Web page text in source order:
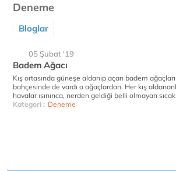
Deneme
Bloglar
05 Şubat '19
Badem Ağacı
Kış ortasında güneşe aldanıp açan badem
bahçesinde de vardı o ağaçlardan. Her kış
havalar ısınınca, nerden geldiği belli olmayan
Kategori : Deneme